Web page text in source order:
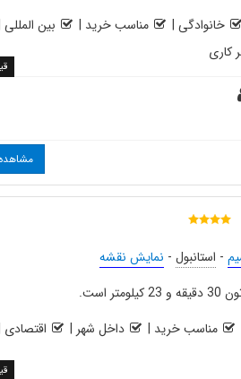
خانوادگی | مناسب خرید | بین المللی
کاری
قیمت
- استانبول - نمایش نقشه
است.
مناسب خرید | داخل شهر | اقتصادی
قیمت